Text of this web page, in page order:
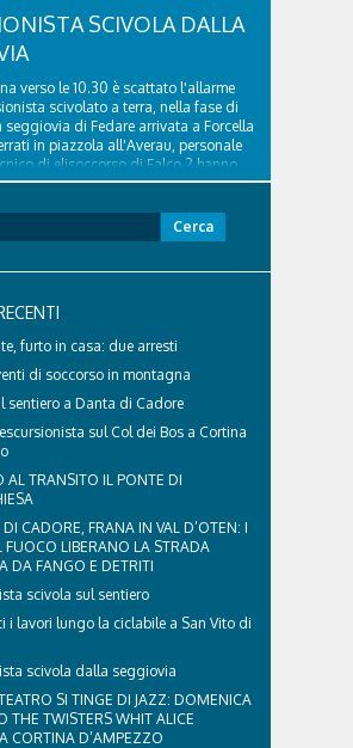
SCIVOLA DALLA
verso le 10.30 è scattato l'allarme
scivolato a terra, nella fase di
seggiovia di Fedare arrivata a Forcella
in piazzola all'Averau, personale
di elisoccorso di Falco 2 hanno
di Teolo...
furto in casa: due arresti
di soccorso in montagna
sentiero a Danta di Cadore
sul Col dei Bos a Cortina
AL TRANSITO IL PONTE DI
CADORE, FRANA IN VAL D’OTEN: I
FUOCO LIBERANO LA STRADA
DA FANGO E DETRITI
scivola sul sentiero
i lavori lungo la ciclabile a San Vito di
scivola dalla seggiovia
SI TINGE DI JAZZ: DOMENICA
THE TWISTERS WHIT ALICE
CORTINA D’AMPEZZO